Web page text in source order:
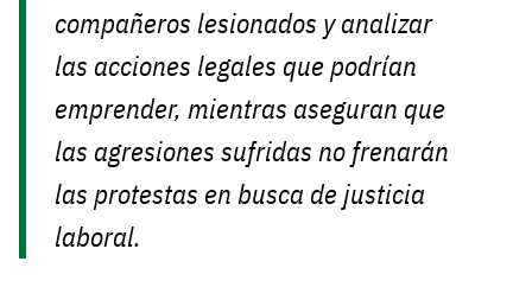
compañeros lesionados y analizar
las acciones legales que podrían
emprender, mientras aseguran que
las agresiones sufridas no frenarán
las protestas en busca de justicia
laboral.